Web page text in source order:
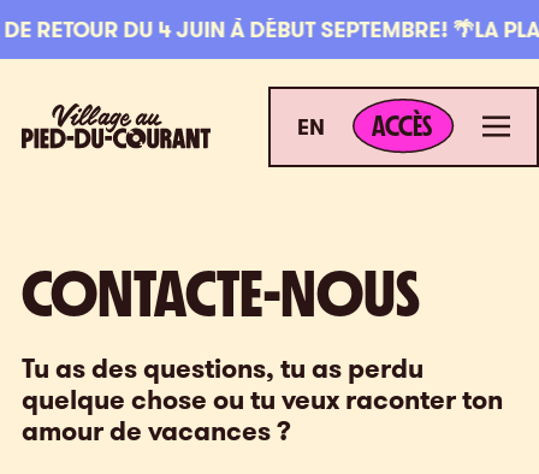
Aller à la navigation
Aller au contenu
RETOUR DU 4 JUIN À DÉBUT SEPTEMBRE! 🌴LA
Village au Pied-du-Courant
EN
ACCÈS
ACCÈS Menu
CONTACTE-NOUS
Tu as des questions, tu as perdu
quelque chose ou tu veux raconter ton
amour de vacances ?